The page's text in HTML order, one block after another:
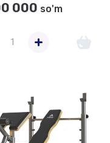
000 so'm